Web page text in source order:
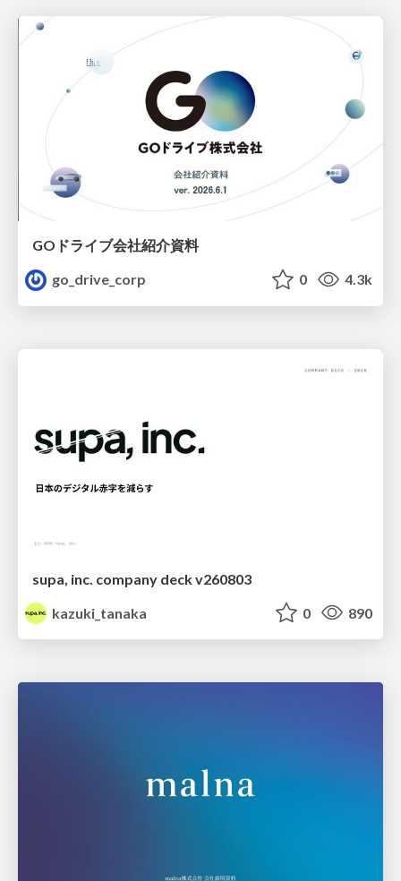
GOドライブ会社紹介資料
go_drive_corp
0 4.3k
supa, inc. company deck v260803
kazuki_tanaka
0 890